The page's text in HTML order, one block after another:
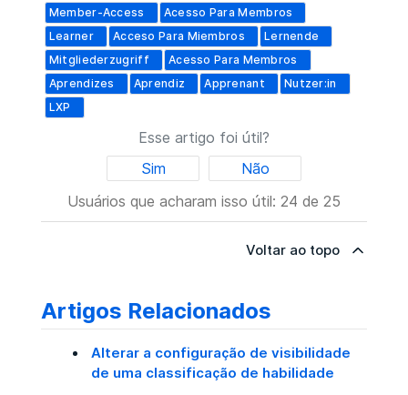
Member-Access
Acesso Para Membros
Learner
Acceso Para Miembros
Lernende
Mitgliederzugriff
Acesso Para Membros
Aprendizes
Aprendiz Apprenant
Nutzer:in
LXP
Esse artigo foi útil?
Sim
Não
Usuários que acharam isso útil: 24 de 25
Voltar ao topo
Artigos Relacionados
Alterar a configuração de visibilidade
de uma classificação de habilidade